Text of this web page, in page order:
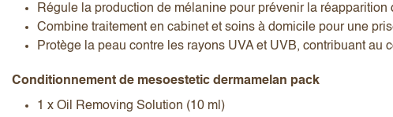
Régule la production de mélanine pour prévenir la
Combine traitement en cabinet et soins à domicile pour une
Protège la peau contre les rayons UVA et UVB, contribuant au
Conditionnement de mesoestetic dermamelan pack
1 x Oil Removing Solution (10 ml)
Envoyer l’avis Annuler l’avis